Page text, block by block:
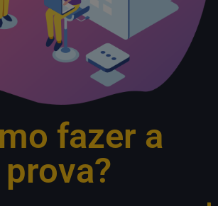
fazer a
prova?